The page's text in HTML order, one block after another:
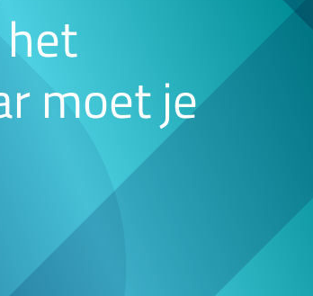
moet je